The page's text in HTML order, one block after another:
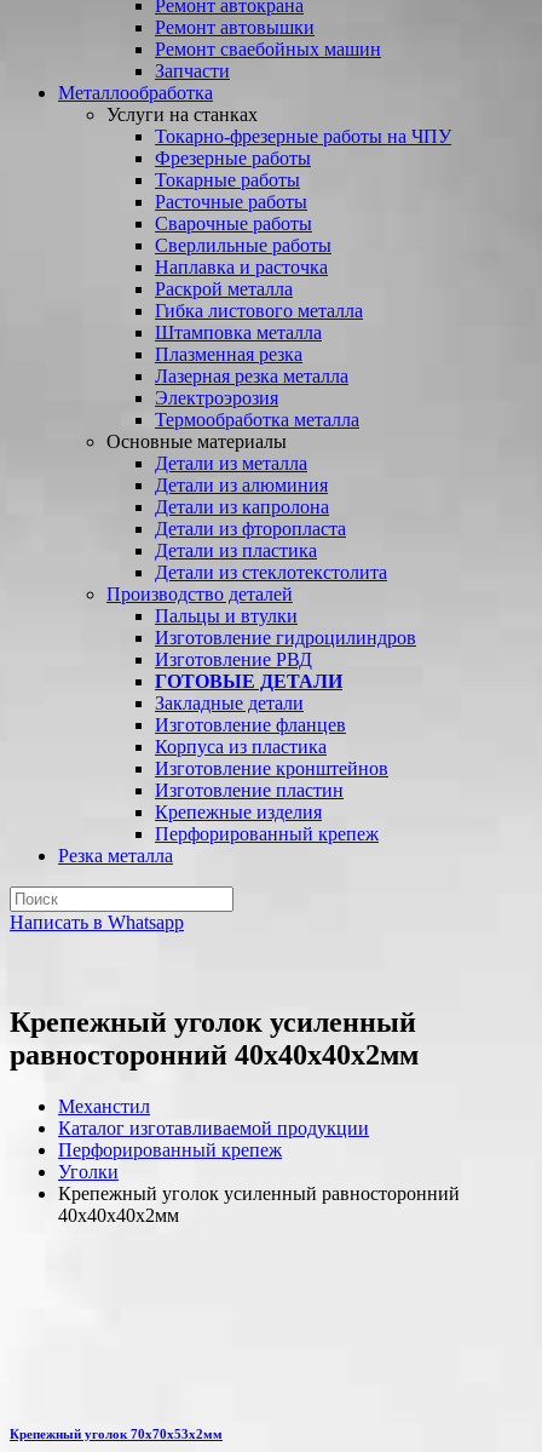
Ремонт автокрана
Ремонт автовышки
Ремонт сваебойных машин
Запчасти
Металлообработка
Услуги на станках
Токарно-фрезерные работы на ЧПУ
Фрезерные работы
Токарные работы
Расточные работы
Сварочные работы
Сверлильные работы
Наплавка и расточка
Раскрой металла
Гибка листового металла
Штамповка металла
Плазменная резка
Лазерная резка металла
Электроэрозия
Термообработка металла
Основные материалы
Детали из металла
Детали из алюминия
Детали из капролона
Детали из фторопласта
Детали из пластика
Детали из стеклотекстолита
Производство деталей
Пальцы и втулки
Изготовление гидроцилиндров
Изготовление РВД
ГОТОВЫЕ ДЕТАЛИ
Закладные детали
Изготовление фланцев
Корпуса из пластика
Изготовление кронштейнов
Изготовление пластин
Крепежные изделия
Перфорированный крепеж
Резка металла
Написать в Whatsapp
Крепежный уголок усиленный
равносторонний 40х40х40х2мм
Механстил
Каталог изготавливаемой продукции
Перфорированный крепеж
Уголки
Крепежный уголок усиленный равносторонний
40х40х40х2мм
Крепежный уголок 70х70х53х2мм